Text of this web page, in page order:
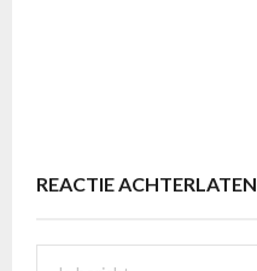
REACTIE ACHTERLATEN